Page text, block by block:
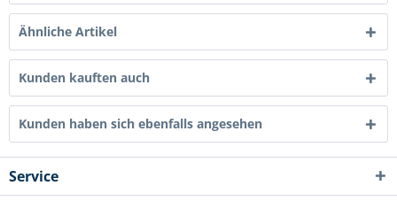
Ähnliche Artikel
Kunden kauften auch
Kunden haben sich ebenfalls angesehen
Service